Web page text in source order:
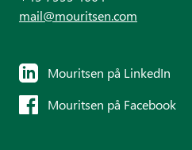
mail@mouritsen.com
Mouritsen på LinkedIn
Mouritsen på Facebook